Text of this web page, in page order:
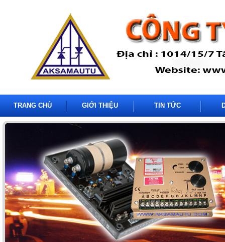
TRANG CHỦ GIỚI THIỆU TIN TỨC